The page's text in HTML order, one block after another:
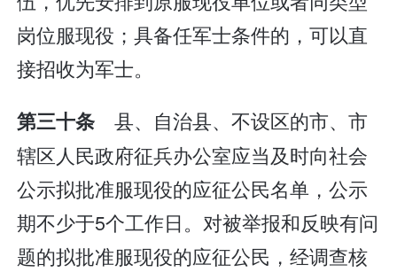
岗位服现役；具备任军士条件的，可以直
接招收为军士。
第三十条 县、自治县、不设区的市、市
辖区人民政府征兵办公室应当及时向社会
公示拟批准服现役的应征公民名单，公示
期不少于5个工作日。对被举报和反映有问
题的拟批准服现役的应征公民，经调查核